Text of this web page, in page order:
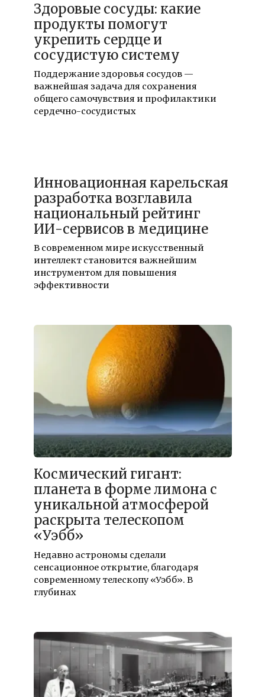
Здоровые сосуды: какие
продукты помогут
укрепить сердце и
сосудистую систему
Поддержание здоровья сосудов —
важнейшая задача для сохранения
общего самочувствия и профилактики
сердечно-сосудистых
Инновационная карельская
разработка возглавила
национальный рейтинг
ИИ-сервисов в медицине
В современном мире искусственный
интеллект становится важнейшим
инструментом для повышения
эффективности
18.12.2021
Космический гигант:
планета в форме лимона с
уникальной атмосферой
раскрыта телескопом
«Уэбб»
Недавно астрономы сделали
сенсационное открытие, благодаря
современному телескопу «Уэбб». В
глубинах